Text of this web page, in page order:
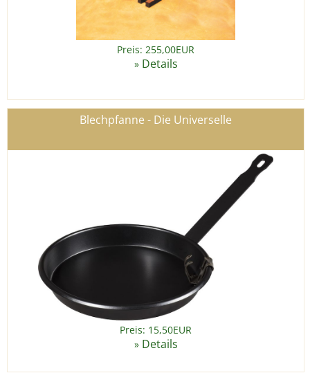
Preis: 255,00EUR
» Details
Blechpfanne - Die Universelle
Preis: 15,50EUR
» Details